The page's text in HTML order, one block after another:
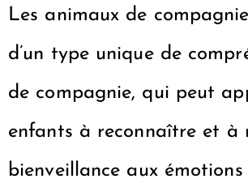
Les animaux de
d’un type unique de
de compagnie, qui peut
enfants à reconnaître et à
bienveillance aux